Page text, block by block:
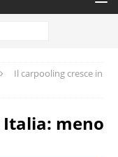
Il carpooling cresce in
Italia: meno